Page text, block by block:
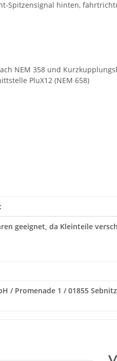
Spitzensignal hinten,
NEM 358 und
PluX12 (NEM 658)
geeignet, da Kleinteile
/ Promenade 1 / 01855